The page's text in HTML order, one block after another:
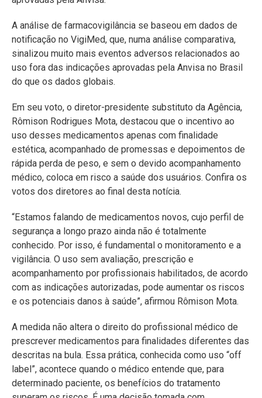
A análise de farmacovigilância se baseou em dados de
notificação no VigiMed, que, numa análise comparativa,
sinalizou muito mais eventos adversos relacionados ao
uso fora das indicações aprovadas pela Anvisa no Brasil
do que os dados globais.
Em seu voto, o diretor-presidente substituto da Agência,
Rômison Rodrigues Mota, destacou que o incentivo ao
uso desses medicamentos apenas com finalidade
estética, acompanhado de promessas e depoimentos de
rápida perda de peso, e sem o devido acompanhamento
médico, coloca em risco a saúde dos usuários. Confira os
votos dos diretores ao final desta notícia.
“Estamos falando de medicamentos novos, cujo perfil de
segurança a longo prazo ainda não é totalmente
conhecido. Por isso, é fundamental o monitoramento e a
vigilância. O uso sem avaliação, prescrição e
acompanhamento por profissionais habilitados, de acordo
com as indicações autorizadas, pode aumentar os riscos
e os potenciais danos à saúde”, afirmou Rômison Mota.
A medida não altera o direito do profissional médico de
prescrever medicamentos para finalidades diferentes das
descritas na bula. Essa prática, conhecida como uso “off
label”, acontece quando o médico entende que, para
determinado paciente, os benefícios do tratamento